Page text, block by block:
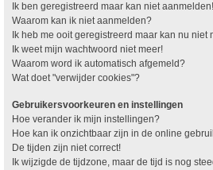
Ik ben geregistreerd maar kan niet aanmelden!
Waarom kan ik niet aanmelden?
Ik heb me ooit geregistreerd maar kan nu niet
Ik weet mijn wachtwoord niet meer!
Waarom word ik automatisch afgemeld?
Wat doet "verwijder cookies"?
Gebruikersvoorkeuren en instellingen
Hoe verander ik mijn instellingen?
Hoe kan ik onzichtbaar zijn in de online
De tijden zijn niet correct!
Ik wijzigde de tijdzone, maar de tijd is nog